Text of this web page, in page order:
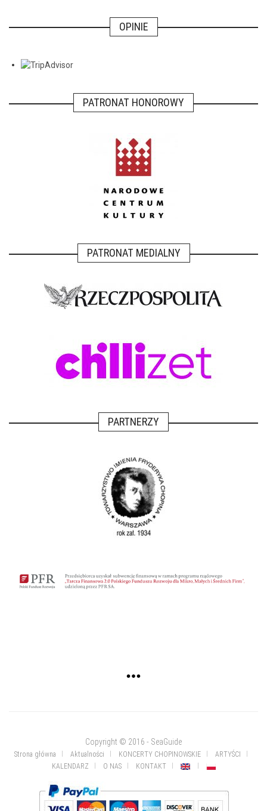
OPINIE
PATRONAT HONOROWY
PATRONAT MEDIALNY
PARTNERZY
Copyright © 2016 - SeaGuide
Strona główna Aktualności KONCERTY CHOPINOWSKIE
ARTYŚCI
KALENDARZ
O NAS KONTAKT